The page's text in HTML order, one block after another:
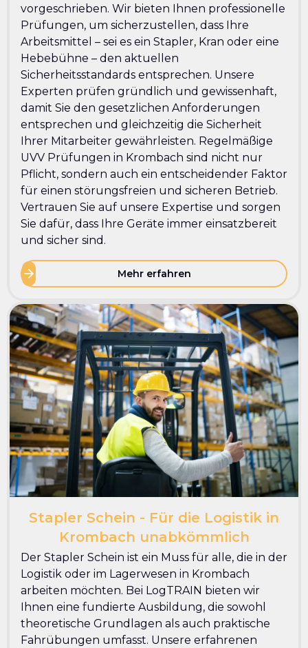
vorgeschrieben. Wir bieten Ihnen professionelle
Prüfungen, um sicherzustellen, dass Ihre
Arbeitsmittel – sei es ein Stapler, Kran oder eine
Hebebühne – den aktuellen
Sicherheitsstandards entsprechen. Unsere
Experten prüfen gründlich und gewissenhaft,
damit Sie den gesetzlichen Anforderungen
entsprechen und gleichzeitig die Sicherheit
Ihrer Mitarbeiter gewährleisten. Regelmäßige
UVV Prüfungen in Krombach sind nicht nur
Pflicht, sondern auch ein entscheidender Faktor
für einen störungsfreien und sicheren Betrieb.
Vertrauen Sie auf unsere Expertise und sorgen
Sie dafür, dass Ihre Geräte immer einsatzbereit
und sicher sind.
Mehr erfahren
Stapler Schein - Für die Logistik in
Krombach unabkömmlich
Der Stapler Schein ist ein Muss für alle, die in der
Logistik oder im Lagerwesen in Krombach
arbeiten möchten. Bei LogTRAIN bieten wir
Ihnen eine fundierte Ausbildung, die sowohl
theoretische Grundlagen als auch praktische
Fahrübungen umfasst. Unsere erfahrenen